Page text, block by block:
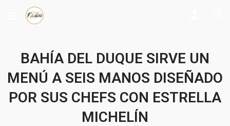
BAHÍA DEL DUQUE SIRVE UN
MENÚ A SEIS MANOS DISEÑADO
POR SUS CHEFS CON ESTRELLA
MICHELÍN